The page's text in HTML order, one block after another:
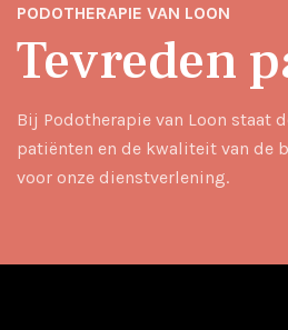
PODOTHERAPIE VAN LOON
Tevreden
Bij Podotherapie van Loon staat
patiënten en de kwaliteit van de
voor onze dienstverlening.